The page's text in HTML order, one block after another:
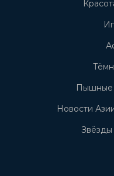
Пышные
Новости
Звёзды